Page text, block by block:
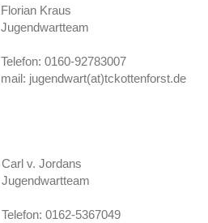
Florian Kraus
Jugendwartteam
Telefon: 0160-92783007
mail: jugendwart(at)tckottenforst.de
Carl v. Jordans
Jugendwartteam
Telefon: 0162-5367049